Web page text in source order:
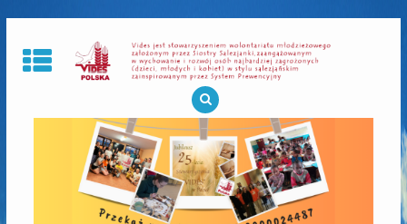
to
content